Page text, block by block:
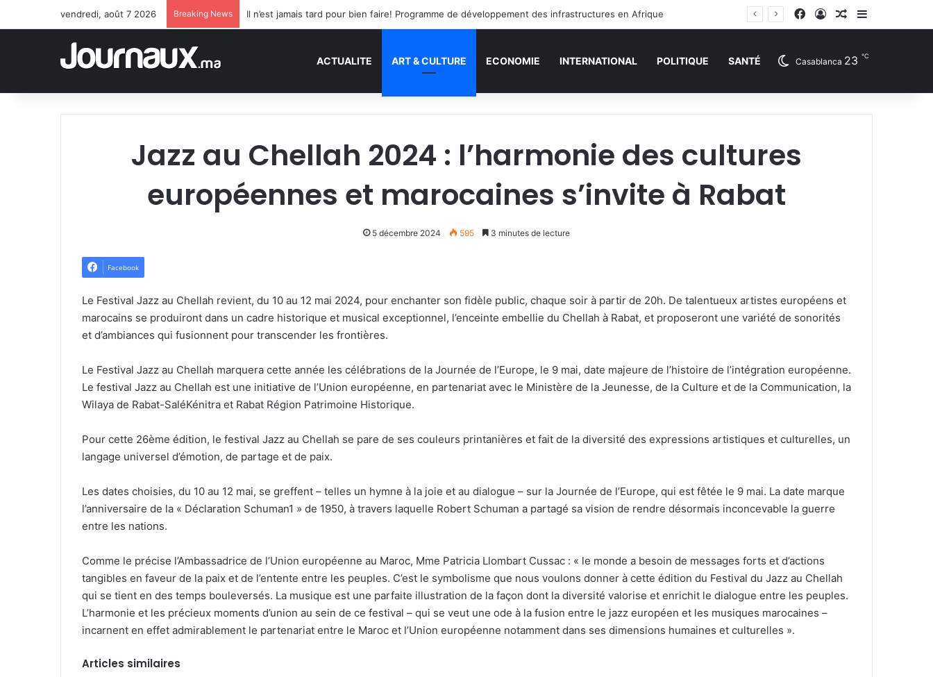
vendredi, août 7 2026 Breaking News Il n’est jamais tard pour bien faire! Programme de développement des infrastructures en Afrique Facebook
Connexion
Article Aléatoire
Sidebar
ACTUALITE ART & CULTURE ECONOMIE INTERNATIONAL POLITIQUE SANTÉ Casablanca 23 ℃
Jazz au Chellah 2024 : l’harmonie des cultures
européennes et marocaines s’invite à Rabat
5 décembre 2024 595 3 minutes de lecture
Facebook
Le Festival Jazz au Chellah revient, du 10 au 12 mai 2024, pour enchanter son fidèle public, chaque soir à partir de 20h. De talentueux artistes européens et
marocains se produiront dans un cadre historique et musical exceptionnel, l’enceinte embellie du Chellah à Rabat, et proposeront une variété de sonorités
et d’ambiances qui fusionnent pour transcender les frontières.
Le Festival Jazz au Chellah marquera cette année les célébrations de la Journée de l’Europe, le 9 mai, date majeure de l’histoire de l’intégration européenne.
Le festival Jazz au Chellah est une initiative de l’Union européenne, en partenariat avec le Ministère de la Jeunesse, de la Culture et de la Communication, la
Wilaya de Rabat-SaléKénitra et Rabat Région Patrimoine Historique.
Pour cette 26ème édition, le festival Jazz au Chellah se pare de ses couleurs printanières et fait de la diversité des expressions artistiques et culturelles, un
langage universel d’émotion, de partage et de paix.
Les dates choisies, du 10 au 12 mai, se greffent – telles un hymne à la joie et au dialogue – sur la Journée de l’Europe, qui est fêtée le 9 mai. La date marque
l’anniversaire de la « Déclaration Schuman1 » de 1950, à travers laquelle Robert Schuman a partagé sa vision de rendre désormais inconcevable la guerre
entre les nations.
Comme le précise l’Ambassadrice de l’Union européenne au Maroc, Mme Patricia Llombart Cussac : « le monde a besoin de messages forts et d’actions
tangibles en faveur de la paix et de l’entente entre les peuples. C’est le symbolisme que nous voulons donner à cette édition du Festival du Jazz au Chellah
qui se tient en des temps bouleversés. La musique est une parfaite illustration de la façon dont la diversité valorise et enrichit le dialogue entre les peuples.
L’harmonie et les précieux moments d’union au sein de ce festival – qui se veut une ode à la fusion entre le jazz européen et les musiques marocaines –
incarnent en effet admirablement le partenariat entre le Maroc et l’Union européenne notamment dans ses dimensions humaines et culturelles ».
Articles similaires